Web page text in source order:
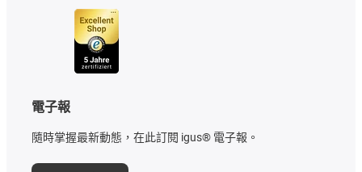
電子報
隨時掌握最新動態，在此訂閱 igus® 電子報。